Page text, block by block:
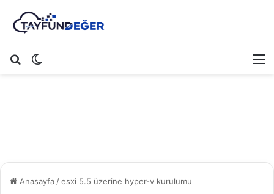
Arama yap ...
Anasayfa/esxi 5.5 üzerine hyper-v kurulumu